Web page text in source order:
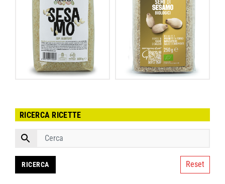
RICERCA RICETTE
Reset